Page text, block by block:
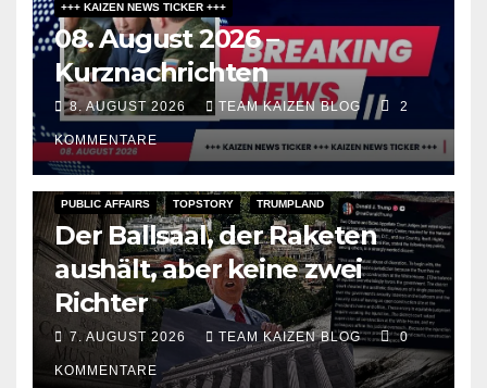
+++ KAIZEN NEWS TICKER +++
08. August 2026 –
Kurznachrichten
8. AUGUST 2026 TEAM KAIZEN BLOG 2
KOMMENTARE
PUBLIC AFFAIRS TOPSTORY TRUMPLAND
Der Ballsaal, der Raketen
aushält, aber keine zwei
Richter
7. AUGUST 2026 TEAM KAIZEN BLOG 0
KOMMENTARE